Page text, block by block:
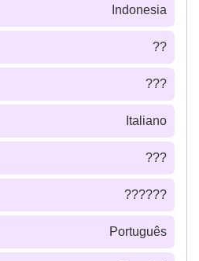
Indonesia
??
???
Italiano
???
??????
Português